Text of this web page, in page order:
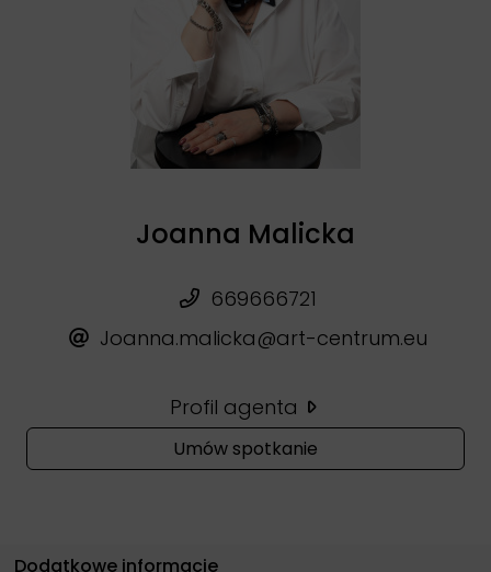
Joanna Malicka
669666721
Joanna.malicka@art-centrum.eu
Profil agenta
Umów spotkanie
Dodatkowe informacje